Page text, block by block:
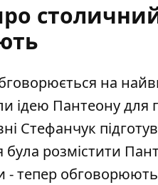
на
ідею Пантеонудля
Стефанчук
розмістити
- тепер